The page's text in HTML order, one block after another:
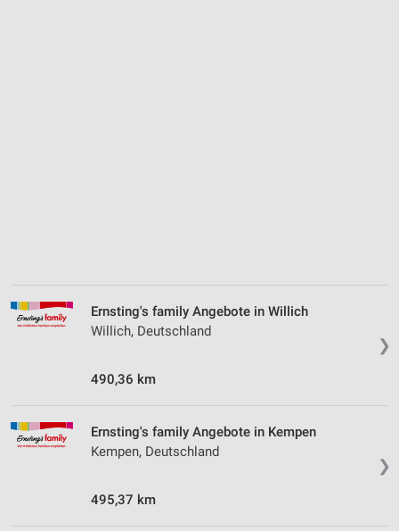
❯
Ernsting's family Angebote in Willich
Willich, Deutschland
490,36 km
❯
Ernsting's family Angebote in Kempen
Kempen, Deutschland
495,37 km